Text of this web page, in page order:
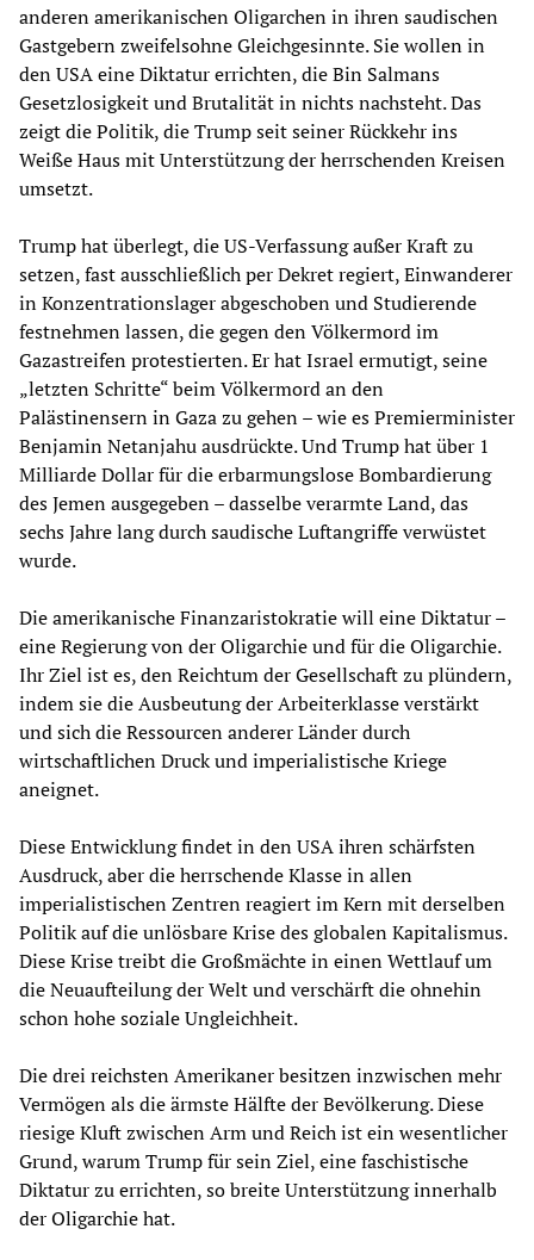
anderen amerikanischen Oligarchen in ihren saudischen
Gastgebern zweifelsohne Gleichgesinnte. Sie wollen in
den USA eine Diktatur errichten, die Bin Salmans
Gesetzlosigkeit und Brutalität in nichts nachsteht. Das
zeigt die Politik, die Trump seit seiner Rückkehr ins
Weiße Haus mit Unterstützung der herrschenden Kreisen
umsetzt.
Trump hat überlegt, die US-Verfassung außer Kraft zu
setzen, fast ausschließlich per Dekret regiert, Einwanderer
in Konzentrationslager abgeschoben und Studierende
festnehmen lassen, die gegen den Völkermord im
Gazastreifen protestierten. Er hat Israel ermutigt, seine
„letzten Schritte“ beim Völkermord an den
Palästinensern in Gaza zu gehen – wie es Premierminister
Benjamin Netanjahu ausdrückte. Und Trump hat über 1
Milliarde Dollar für die erbarmungslose Bombardierung
des Jemen ausgegeben – dasselbe verarmte Land, das
sechs Jahre lang durch saudische Luftangriffe verwüstet
wurde.
Die amerikanische Finanzaristokratie will eine Diktatur –
eine Regierung von der Oligarchie und für die Oligarchie.
Ihr Ziel ist es, den Reichtum der Gesellschaft zu plündern,
indem sie die Ausbeutung der Arbeiterklasse verstärkt
und sich die Ressourcen anderer Länder durch
wirtschaftlichen Druck und imperialistische Kriege
aneignet.
Diese Entwicklung findet in den USA ihren schärfsten
Ausdruck, aber die herrschende Klasse in allen
imperialistischen Zentren reagiert im Kern mit derselben
Politik auf die unlösbare Krise des globalen Kapitalismus.
Diese Krise treibt die Großmächte in einen Wettlauf um
die Neuaufteilung der Welt und verschärft die ohnehin
schon hohe soziale Ungleichheit.
Die drei reichsten Amerikaner besitzen inzwischen mehr
Vermögen als die ärmste Hälfte der Bevölkerung. Diese
riesige Kluft zwischen Arm und Reich ist ein wesentlicher
Grund, warum Trump für sein Ziel, eine faschistische
Diktatur zu errichten, so breite Unterstützung innerhalb
der Oligarchie hat.